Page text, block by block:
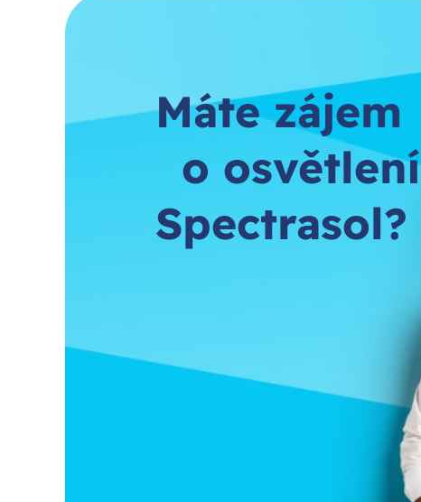
Máte zájem
o osvětlení
Spectrasol?